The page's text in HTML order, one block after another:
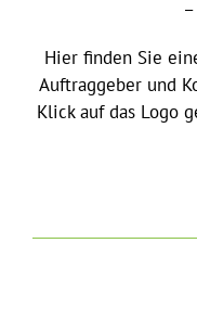
Hier finden Sie
Auftraggeber und
Klick auf das Logo